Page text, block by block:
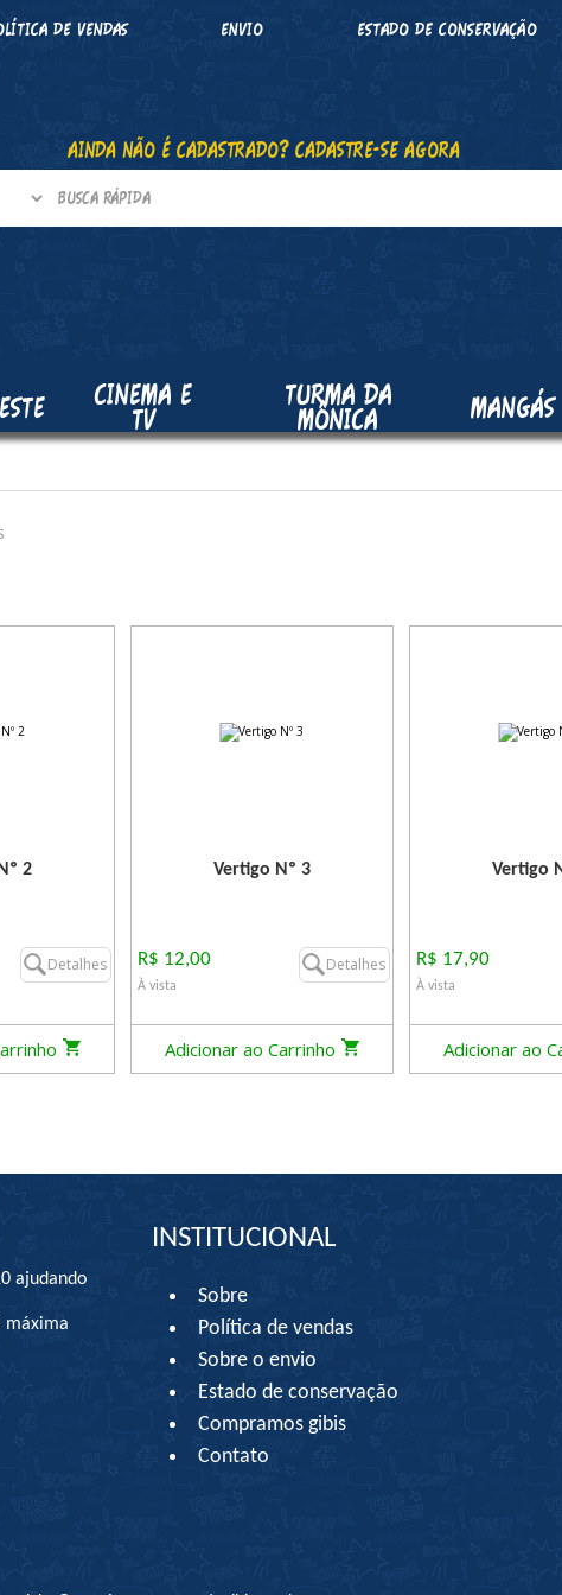
DE VENDAS ENVIO ESTADO DE CONSERVAÇÃO
AINDA NÃO É CADASTRADO? CADASTRE-SE AGORA
CINEMA E
TV
TURMA DA
MÔNICA MANGÁS
2
Detalhes
Vertigo Nº 3
R$ 12,00
À vista
Detalhes
Adicionar ao Carrinho
Vertigo
R$ 17,90
À vista
Adicionar ao
ajudando
máxima
INSTITUCIONAL
Sobre
Política de vendas
Sobre o envio
Estado de conservação
Compramos gibis
Contato